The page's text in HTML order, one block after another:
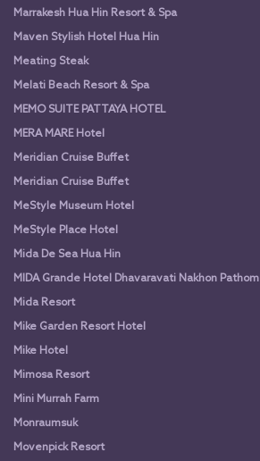
Marrakesh Hua Hin Resort & Spa
Maven Stylish Hotel Hua Hin
Meating Steak
Melati Beach Resort & Spa
MEMO SUITE PATTAYA HOTEL
MERA MARE Hotel
Meridian Cruise Buffet
Meridian Cruise Buffet
MeStyle Museum Hotel
MeStyle Place Hotel
Mida De Sea Hua Hin
MIDA Grande Hotel Dhavaravati Nakhon Pathom
Mida Resort
Mike Garden Resort Hotel
Mike Hotel
Mimosa Resort
Mini Murrah Farm
Monraumsuk
Movenpick Resort